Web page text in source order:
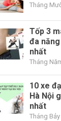
Tháng
Tốp 3
đa
nhất
Tháng
10 xe
Hà Nội
nhất
Tháng